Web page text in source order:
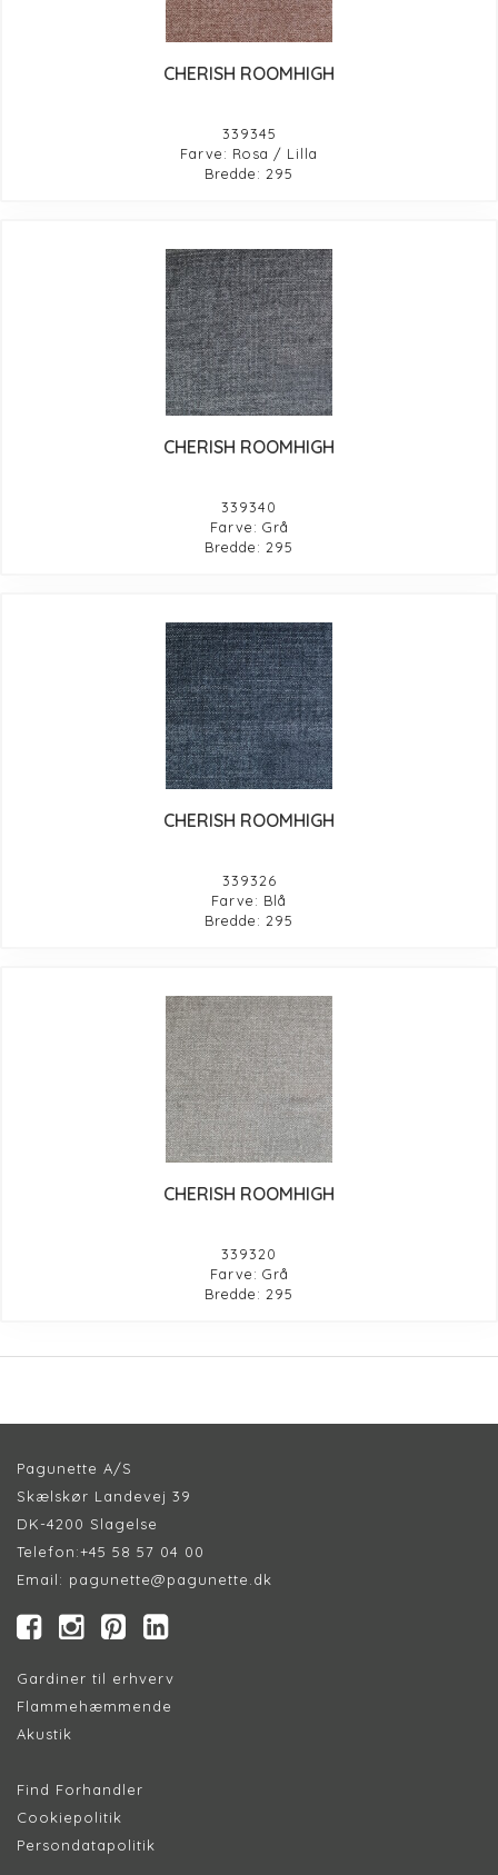
CHERISH ROOMHIGH
339345
Farve: Rosa / Lilla
Bredde: 295
CHERISH ROOMHIGH
339340
Farve: Grå
Bredde: 295
CHERISH ROOMHIGH
339326
Farve: Blå
Bredde: 295
CHERISH ROOMHIGH
339320
Farve: Grå
Bredde: 295
Pagunette A/S
Skælskør Landevej 39
DK-4200 Slagelse
Telefon:+45 58 57 04 00
Email: pagunette@pagunette.dk
Gardiner til erhverv
Flammehæmmende
Akustik
Find Forhandler
Cookiepolitik
Persondatapolitik